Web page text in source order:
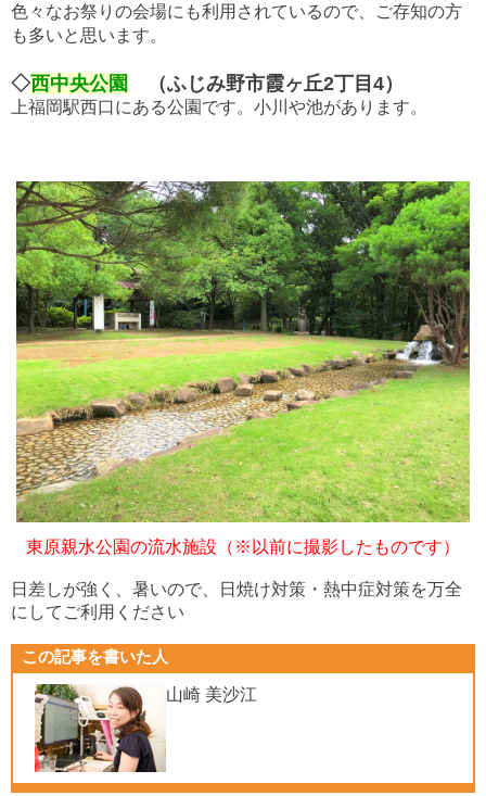
色々なお祭りの会場にも利用されているので、ご存知の方
も多いと思います。
◇西中央公園 （ふじみ野市霞ヶ丘2丁目4）
上福岡駅西口にある公園です。小川や池があります。
東原親水公園の流水施設（※以前に撮影したものです）
日差しが強く、暑いので、日焼け対策・熱中症対策を万全
にしてご利用ください
この記事を書いた人
山崎 美沙江